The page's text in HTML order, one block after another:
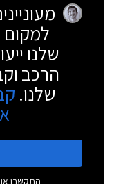
למקום
שלנו
הרכב
שלנו.
התקשרו או